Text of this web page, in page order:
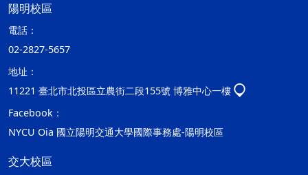
陽明校區
電話：
02-2827-5657
地址：
11221 臺北市北投區立農街二段155號 博雅中心一樓
Facebook：
NYCU Oia 國立陽明交通大學國際事務處-陽明校區
交大校區